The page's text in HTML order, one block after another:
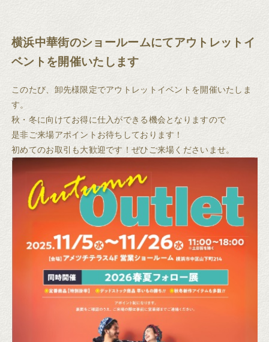
横浜中華街のショールームにてアウトレットイ
ベントを開催いたします
このたび、卸先様限定でアウトレットイベントを開催いたしま
す。
秋・冬に向けてお得に仕入ができる機会となりますので
是非ご来場アポイントお待ちしております！
初めてのお取引も大歓迎です！ぜひご来場くださいませ。